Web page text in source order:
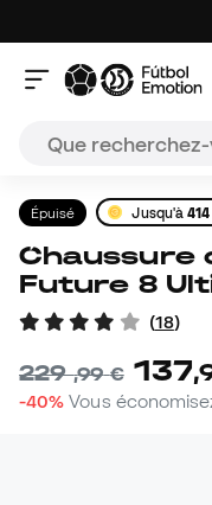
Épuisé Jusqu'à414
Chaussure de football Puma
Future 8
(18)
229,99 € 137,
-40% Vous